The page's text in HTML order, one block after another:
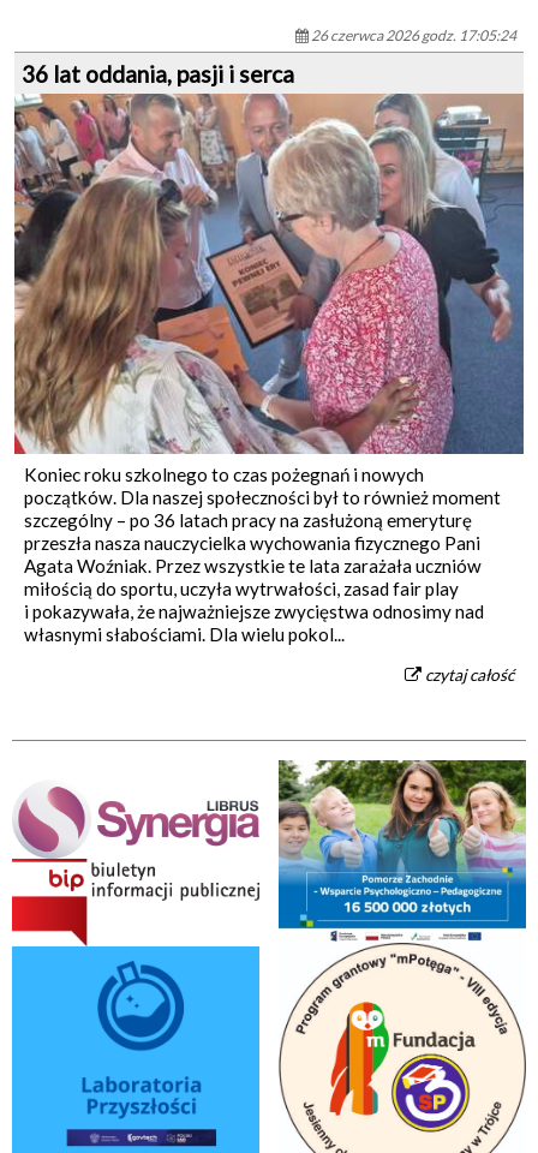
26 czerwca 2026 godz. 17:05:24
36 lat oddania, pasji i serca
Koniec roku szkolnego to czas pożegnań i nowych
początków. Dla naszej społeczności był to również moment
szczególny – po 36 latach pracy na zasłużoną emeryturę
przeszła nasza nauczycielka wychowania fizycznego Pani
Agata Woźniak. Przez wszystkie te lata zarażała uczniów
miłością do sportu, uczyła wytrwałości, zasad fair play
i pokazywała, że najważniejsze zwycięstwa odnosimy nad
własnymi słabościami. Dla wielu pokol...
czytaj całość